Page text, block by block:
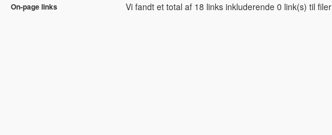
On-page links Vi fandt et total af 18 links inkluderende 0 link(s) til filer